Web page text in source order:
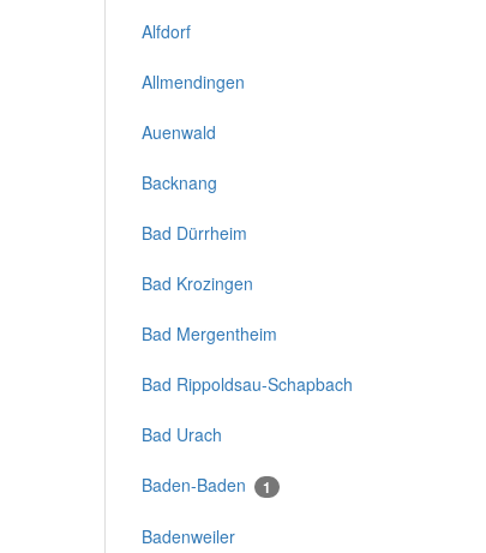
Alfdorf
Allmendingen
Auenwald
Backnang
Bad Dürrheim
Bad Krozingen
Bad Mergentheim
Bad Rippoldsau-Schapbach
Bad Urach
Baden-Baden 1
Badenweiler